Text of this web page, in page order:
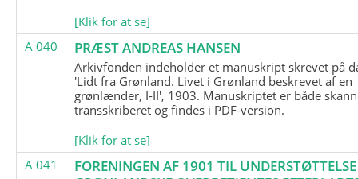
[Klik for at se]
A 040
PRÆST ANDREAS HANSEN
Arkivfonden indeholder et manuskript skrevet på
'Lidt fra Grønland. Livet i Grønland beskrevet af en
grønlænder, I-II', 1903. Manuskriptet er både
transskriberet og findes i PDF-version.
[Klik for at se]
A 041
FORENINGEN AF 1901 TIL